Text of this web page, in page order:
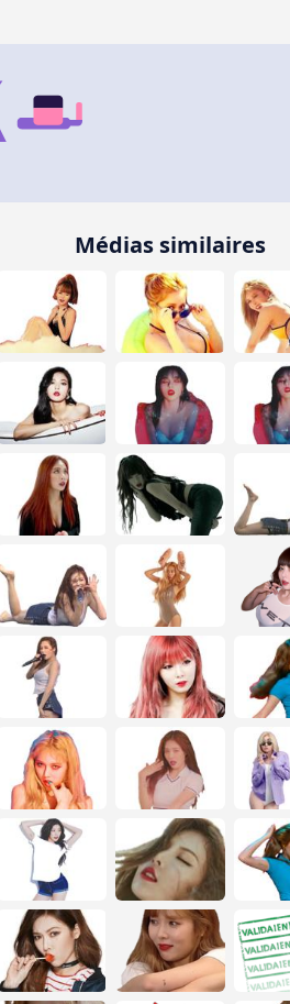
Médias similaires